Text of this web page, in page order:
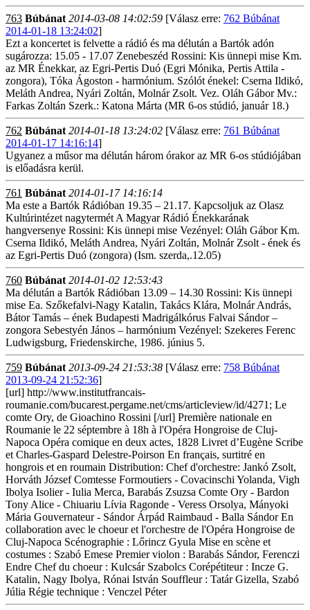
763 Búbánat 2014-03-08 14:02:59 [Válasz erre: 762 Búbánat
2014-01-18 13:24:02]
Ezt a koncertet is felvette a rádió és ma délután a Bartók adón
sugározza: 15.05 - 17.07 Zenebeszéd Rossini: Kis ünnepi mise Km.
az MR Énekkar, az Egri-Pertis Duó (Egri Mónika, Pertis Attila -
zongora), Tóka Ágoston - harmónium. Szólót énekel: Cserna Ildikó,
Meláth Andrea, Nyári Zoltán, Molnár Zsolt. Vez. Oláh Gábor Mv.:
Farkas Zoltán Szerk.: Katona Márta (MR 6-os stúdió, január 18.)
762 Búbánat 2014-01-18 13:24:02 [Válasz erre: 761 Búbánat
2014-01-17 14:16:14]
Ugyanez a műsor ma délután három órakor az MR 6-os stúdiójában
is előadásra kerül.
761 Búbánat 2014-01-17 14:16:14
Ma este a Bartók Rádióban 19.35 – 21.17. Kapcsoljuk az Olasz
Kultúrintézet nagytermét A Magyar Rádió Énekkarának
hangversenye Rossini: Kis ünnepi mise Vezényel: Oláh Gábor Km.
Cserna Ildikó, Meláth Andrea, Nyári Zoltán, Molnár Zsolt - ének és
az Egri-Pertis Duó (zongora) (Ism. szerda,.12.05)
760 Búbánat 2014-01-02 12:53:43
Ma délután a Bartók Rádióban 13.09 – 14.30 Rossini: Kis ünnepi
mise Ea. Szőkefalvi-Nagy Katalin, Takács Klára, Molnár András,
Bátor Tamás – ének Budapesti Madrigálkórus Falvai Sándor –
zongora Sebestyén János – harmónium Vezényel: Szekeres Ferenc
Ludwigsburg, Friedenskirche, 1986. június 5.
759 Búbánat 2013-09-24 21:53:38 [Válasz erre: 758 Búbánat
2013-09-24 21:52:36]
[url] http://www.institutfrancais-
roumanie.com/bucarest.pergame.net/cms/articleview/id/4271; Le
comte Ory, de Gioachino Rossini [/url] Première nationale en
Roumanie le 22 séptembre à 18h à l'Opéra Hongroise de Cluj-
Napoca Opéra comique en deux actes, 1828 Livret d’Eugène Scribe
et Charles-Gaspard Delestre-Poirson En français, surtitré en
hongrois et en roumain Distribution: Chef d'orchestre: Jankó Zsolt,
Horváth József Comtesse Formoutiers - Covacinschi Yolanda, Vigh
Ibolya Isolier - Iulia Merca, Barabás Zsuzsa Comte Ory - Bardon
Tony Alice - Chiuariu Lívia Ragonde - Veress Orsolya, Mányoki
Mária Gouvernateur - Sándor Árpád Raimbaud - Balla Sándor En
collaboration avec le choeur et l'orchestre de l'Opéra Hongroise de
Cluj-Napoca Scénographie : Lőrincz Gyula Mise en scène et
costumes : Szabó Emese Premier violon : Barabás Sándor, Ferenczi
Endre Chef du choeur : Kulcsár Szabolcs Corépétiteur : Incze G.
Katalin, Nagy Ibolya, Rónai István Souffleur : Tatár Gizella, Szabó
Júlia Régie technique : Venczel Péter